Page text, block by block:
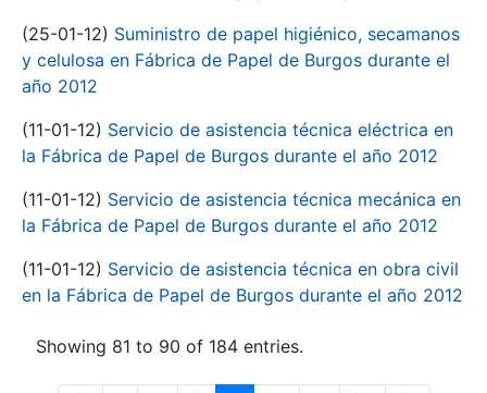
(25-01-12) Suministro de papel higiénico, secamanos
y celulosa en Fábrica de Papel de Burgos durante el
año 2012
(11-01-12) Servicio de asistencia técnica eléctrica en
la Fábrica de Papel de Burgos durante el año 2012
(11-01-12) Servicio de asistencia técnica mecánica en
la Fábrica de Papel de Burgos durante el año 2012
(11-01-12) Servicio de asistencia técnica en obra civil
en la Fábrica de Papel de Burgos durante el año 2012
Showing 81 to 90 of 184 entries.